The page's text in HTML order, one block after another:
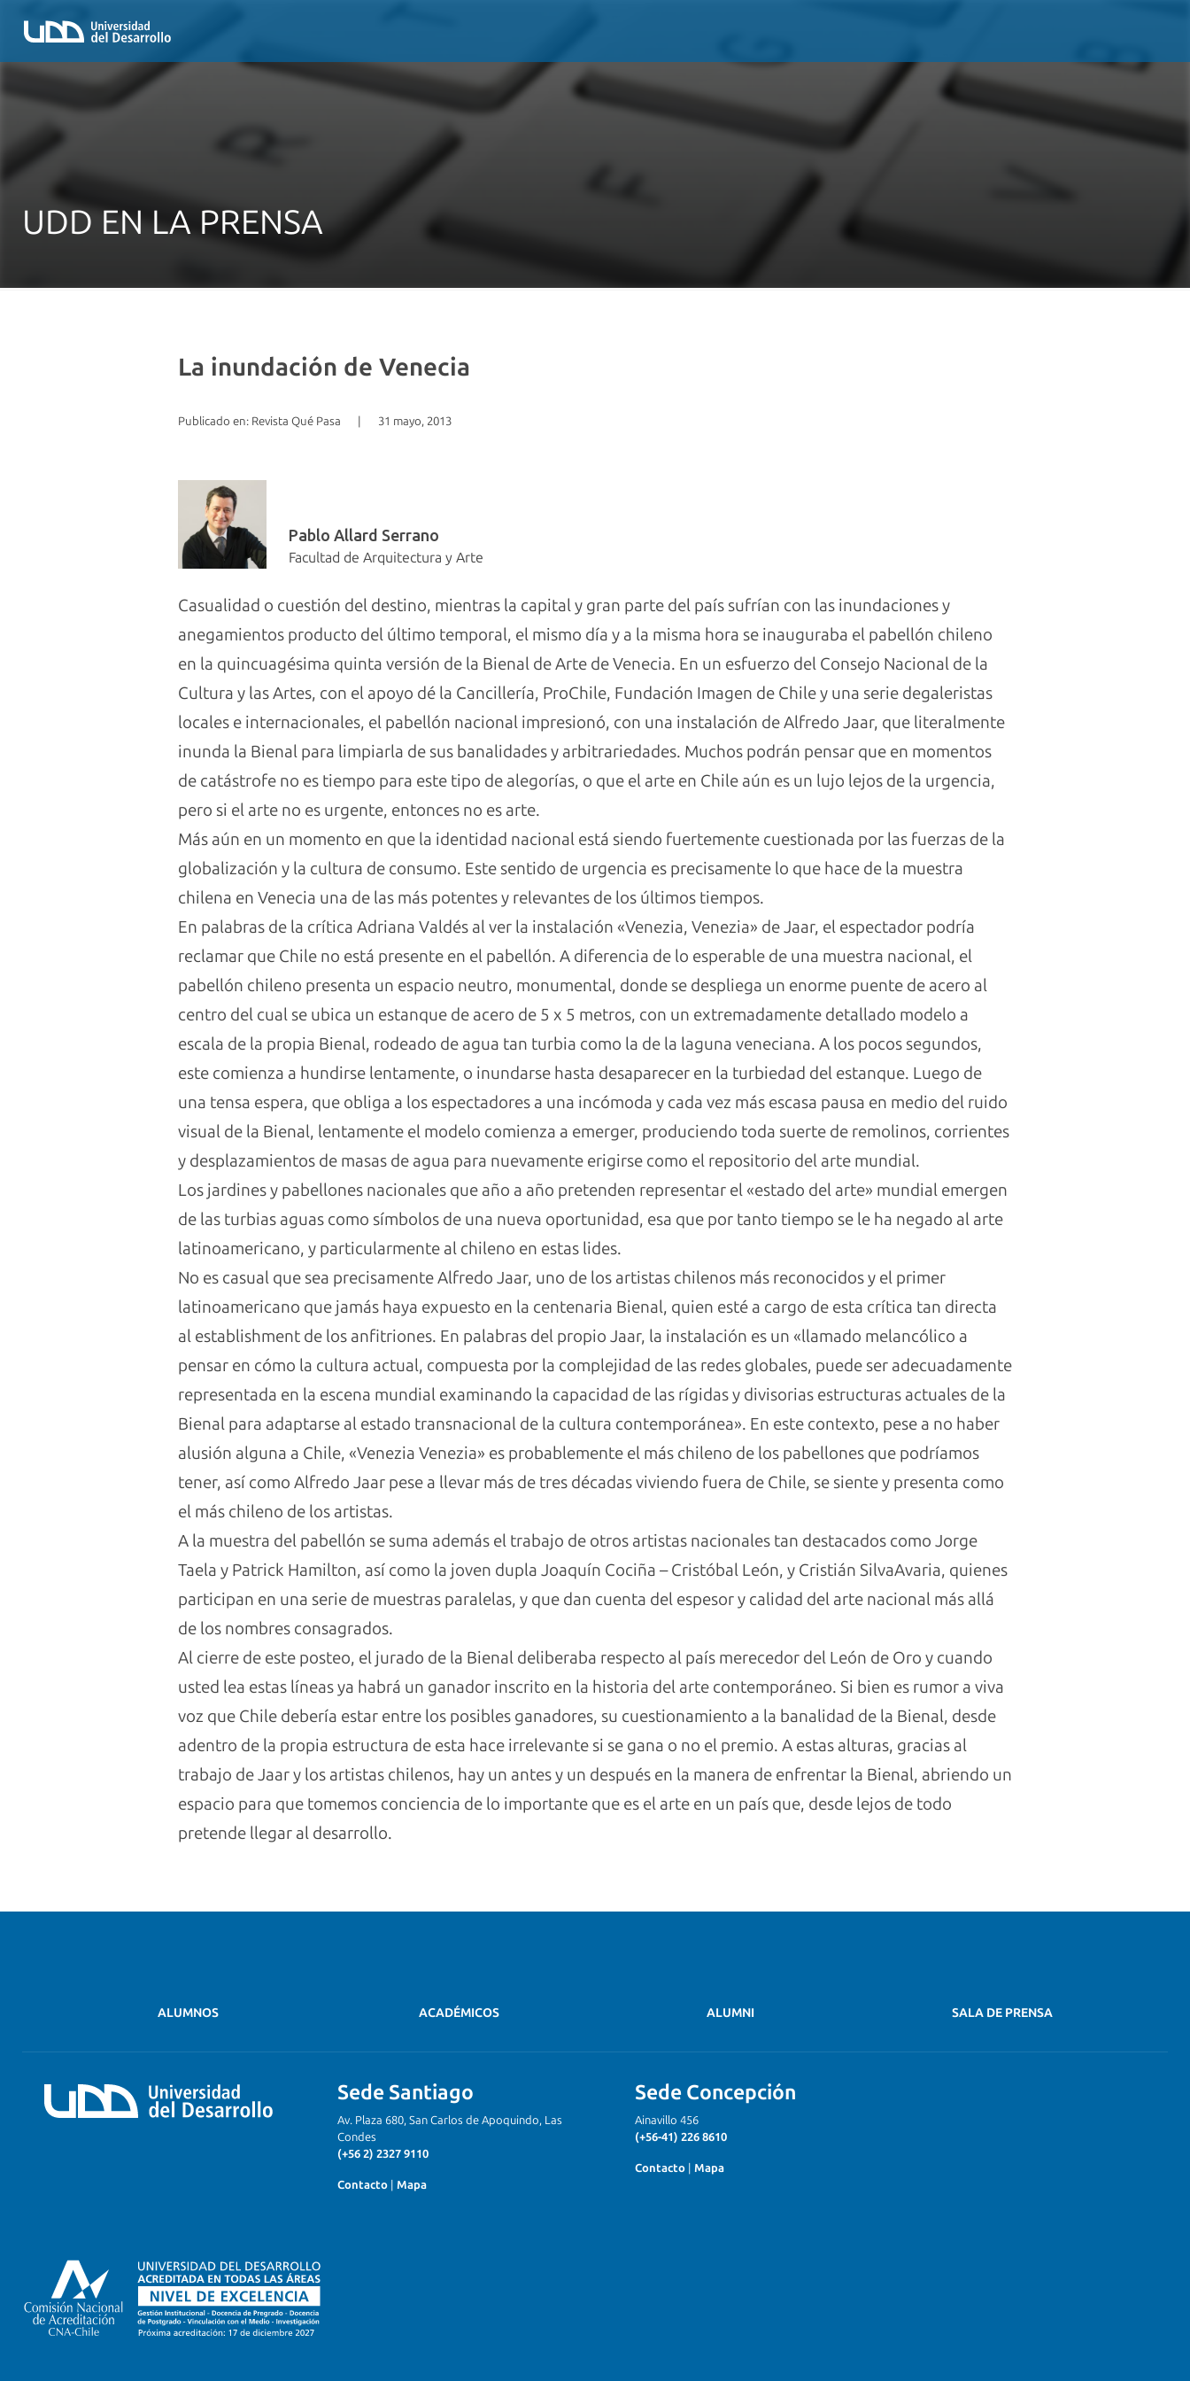
UDD EN LA PRENSA
La inundación de Venecia
Publicado en: Revista Qué Pasa 31 mayo, 2013
Pablo Allard Serrano
Facultad de Arquitectura y Arte
Casualidad o cuestión del destino, mientras la capital y gran parte del país sufrían con las inundaciones y
anegamientos producto del último temporal, el mismo día y a la misma hora se inauguraba el pabellón chileno
en la quincuagésima quinta versión de la Bienal de Arte de Venecia. En un esfuerzo del Consejo Nacional de la
Cultura y las Artes, con el apoyo dé la Cancillería, ProChile, Fundación Imagen de Chile y una serie degaleristas
locales e internacionales, el pabellón nacional impresionó, con una instalación de Alfredo Jaar, que literalmente
inunda la Bienal para limpiarla de sus banalidades y arbitrariedades. Muchos podrán pensar que en momentos
de catástrofe no es tiempo para este tipo de alegorías, o que el arte en Chile aún es un lujo lejos de la urgencia,
pero si el arte no es urgente, entonces no es arte.
Más aún en un momento en que la identidad nacional está siendo fuertemente cuestionada por las fuerzas de la
globalización y la cultura de consumo. Este sentido de urgencia es precisamente lo que hace de la muestra
chilena en Venecia una de las más potentes y relevantes de los últimos tiempos.
En palabras de la crítica Adriana Valdés al ver la instalación «Venezia, Venezia» de Jaar, el espectador podría
reclamar que Chile no está presente en el pabellón. A diferencia de lo esperable de una muestra nacional, el
pabellón chileno presenta un espacio neutro, monumental, donde se despliega un enorme puente de acero al
centro del cual se ubica un estanque de acero de 5 x 5 metros, con un extremadamente detallado modelo a
escala de la propia Bienal, rodeado de agua tan turbia como la de la laguna veneciana. A los pocos segundos,
este comienza a hundirse lentamente, o inundarse hasta desaparecer en la turbiedad del estanque. Luego de
una tensa espera, que obliga a los espectadores a una incómoda y cada vez más escasa pausa en medio del ruido
visual de la Bienal, lentamente el modelo comienza a emerger, produciendo toda suerte de remolinos, corrientes
y desplazamientos de masas de agua para nuevamente erigirse como el repositorio del arte mundial.
Los jardines y pabellones nacionales que año a año pretenden representar el «estado del arte» mundial emergen
de las turbias aguas como símbolos de una nueva oportunidad, esa que por tanto tiempo se le ha negado al arte
latinoamericano, y particularmente al chileno en estas lides.
No es casual que sea precisamente Alfredo Jaar, uno de los artistas chilenos más reconocidos y el primer
latinoamericano que jamás haya expuesto en la centenaria Bienal, quien esté a cargo de esta crítica tan directa
al establishment de los anfitriones. En palabras del propio Jaar, la instalación es un «llamado melancólico a
pensar en cómo la cultura actual, compuesta por la complejidad de las redes globales, puede ser adecuadamente
representada en la escena mundial examinando la capacidad de las rígidas y divisorias estructuras actuales de la
Bienal para adaptarse al estado transnacional de la cultura contemporánea». En este contexto, pese a no haber
alusión alguna a Chile, «Venezia Venezia» es probablemente el más chileno de los pabellones que podríamos
tener, así como Alfredo Jaar pese a llevar más de tres décadas viviendo fuera de Chile, se siente y presenta como
el más chileno de los artistas.
A la muestra del pabellón se suma además el trabajo de otros artistas nacionales tan destacados como Jorge
Taela y Patrick Hamilton, así como la joven dupla Joaquín Cociña – Cristóbal León, y Cristián SilvaAvaria, quienes
participan en una serie de muestras paralelas, y que dan cuenta del espesor y calidad del arte nacional más allá
de los nombres consagrados.
Al cierre de este posteo, el jurado de la Bienal deliberaba respecto al país merecedor del León de Oro y cuando
usted lea estas líneas ya habrá un ganador inscrito en la historia del arte contemporáneo. Si bien es rumor a viva
voz que Chile debería estar entre los posibles ganadores, su cuestionamiento a la banalidad de la Bienal, desde
adentro de la propia estructura de esta hace irrelevante si se gana o no el premio. A estas alturas, gracias al
trabajo de Jaar y los artistas chilenos, hay un antes y un después en la manera de enfrentar la Bienal, abriendo un
espacio para que tomemos conciencia de lo importante que es el arte en un país que, desde lejos de todo
pretende llegar al desarrollo.
ALUMNOS ACADÉMICOS ALUMNI SALA DE PRENSA
Sede Santiago
Av. Plaza 680, San Carlos de Apoquindo, Las
Condes
(+56 2) 2327 9110
Contacto Mapa
Sede Concepción
Ainavillo 456
(+56-41) 226 8610
Contacto Mapa